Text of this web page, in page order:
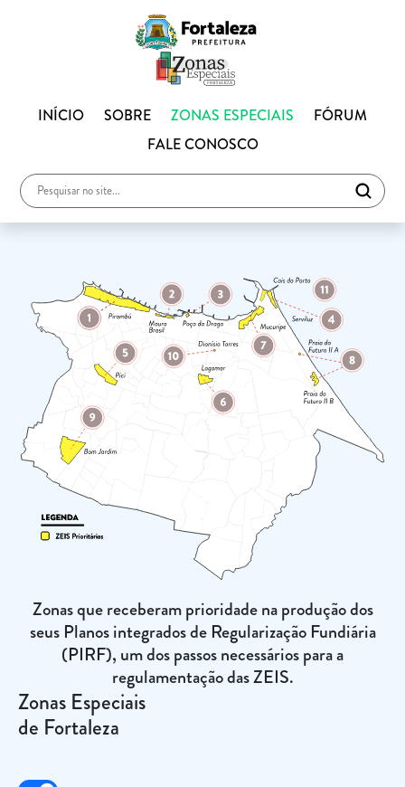
INÍCIO SOBRE ZONAS ESPECIAIS
FÓRUM
FALE CONOSCO
Zonas Especiais
de Fortaleza
Zonas que receberam prioridade na produção dos
seus Planos integrados de Regularização Fundiária
(PIRF), um dos passos necessários para a
regulamentação das ZEIS.